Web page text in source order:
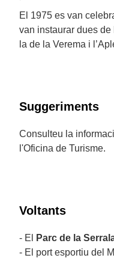
El 1975 es van
van instaurar dues
la de la Verema i
Suggeriments
Consulteu la
l'Oficina de Turisme.
Voltants
- El Parc de la
- El port esportiu del